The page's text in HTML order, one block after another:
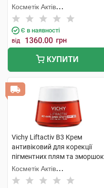
пігментних плям у зоні
навколо очей SPF50+ 15 мл
1 туба
Косметік Актів
Інтернаціональ
Є в наявності
від 1360.00 грн
КУПИТИ
Vichy Liftactiv В3 Крем
антивіковий для корекції
пігментних плям та зморшок
SPF50 50 мл 1 банка
Косметік Актів
Інтернаціональ